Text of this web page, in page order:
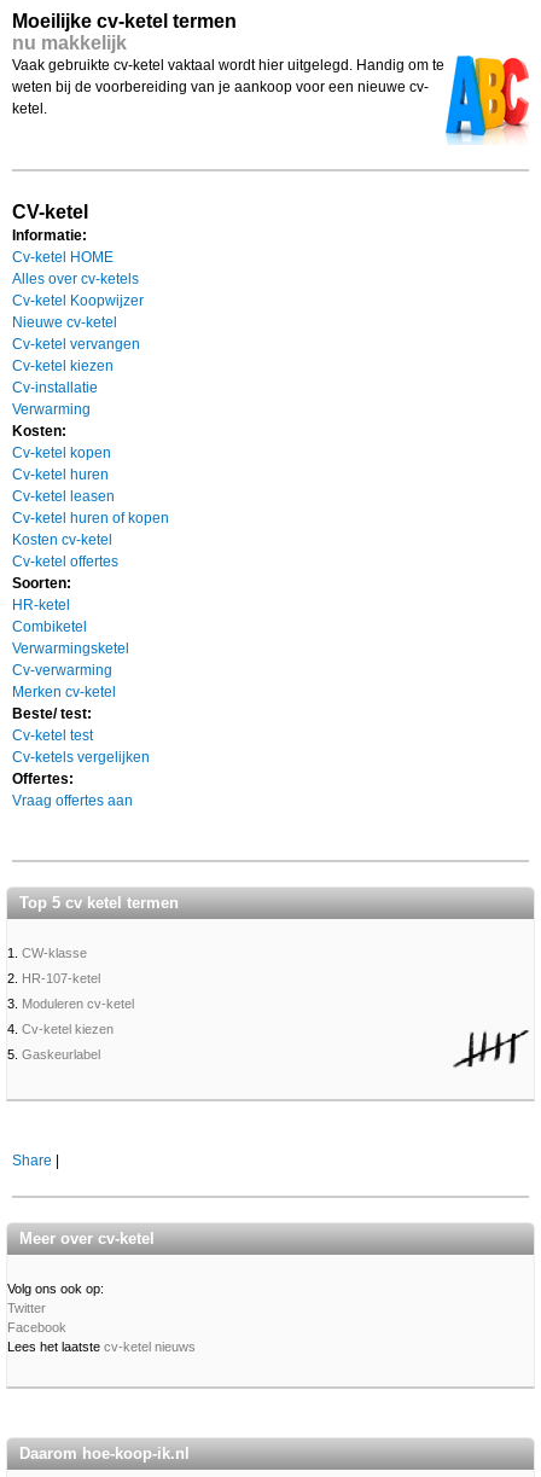
Moeilijke cv-ketel termen
nu makkelijk
Vaak gebruikte cv-ketel vaktaal wordt hier uitgelegd. Handig om te
weten bij de voorbereiding van je aankoop voor een nieuwe cv-
ketel.
CV-ketel
Informatie:
Cv-ketel HOME
Alles over cv-ketels
Cv-ketel Koopwijzer
Nieuwe cv-ketel
Cv-ketel vervangen
Cv-ketel kiezen
Cv-installatie
Verwarming
Kosten:
Cv-ketel kopen
Cv-ketel huren
Cv-ketel leasen
Cv-ketel huren of kopen
Kosten cv-ketel
Cv-ketel offertes
Soorten:
HR-ketel
Combiketel
Verwarmingsketel
Cv-verwarming
Merken cv-ketel
Beste/ test:
Cv-ketel test
Cv-ketels vergelijken
Offertes:
Vraag offertes aan
Top 5 cv ketel termen
1. CW-klasse
2. HR-107-ketel
3. Moduleren cv-ketel
4. Cv-ketel kiezen
5. Gaskeurlabel
Share |
Meer over cv-ketel
Volg ons ook op:
Twitter
Facebook
Lees het laatste cv-ketel nieuws
Daarom hoe-koop-ik.nl